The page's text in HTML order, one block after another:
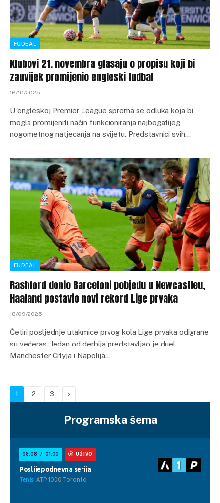
FUDBAL
Klubovi 21. novembra glasaju o propisu koji bi
zauvijek promijenio engleski fudbal
16/10/2025
U engleskoj Premier League sprema se odluka koja bi
mogla promijeniti način funkcioniranja najbogatijeg
nogometnog natjecanja na svijetu. Predstavnici svih…
FUDBAL
Rashford donio Barceloni pobjedu u Newcastleu,
Haaland postavio novi rekord Lige prvaka
18/09/2025
Četiri posljednje utakmice prvog kola Lige prvaka odigrane
su večeras. Jedan od derbija predstavljao je duel
Manchester Cityja i Napolija…
1 2 3 Next
Programska šema